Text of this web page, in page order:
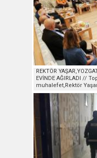
REKTÖR
EVİNDE AĞIRLADI //
muhalefet,Rektör